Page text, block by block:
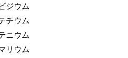
ジウム
チウム
ニウム
リウム